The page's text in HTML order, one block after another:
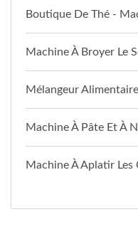
Boutique De Thé -
Machine À Broyer Le
Mélangeur Alimentaire
Machine À Pâte Et À
Machine À Aplatir Les